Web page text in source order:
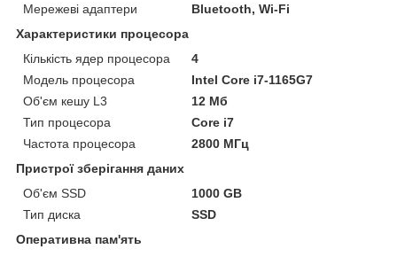
Мережеві адаптери
Bluetooth, Wi-Fi
Характеристики процесора
Кількість ядер процесора
4
Модель процесора
Intel Core i7-1165G7
Об'єм кешу L3
12 Мб
Тип процесора
Core i7
Частота процесора
2800 МГц
Пристрої зберігання даних
Об'єм SSD
1000 GB
Тип диска
SSD
Оперативна пам'ять